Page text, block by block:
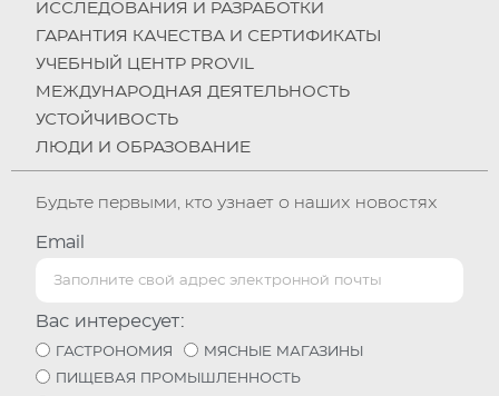
ИССЛЕДОВАНИЯ И РАЗРАБОТКИ
ГАРАНТИЯ КАЧЕСТВА И СЕРТИФИКАТЫ
УЧЕБНЫЙ ЦЕНТР PROVIL
МЕЖДУНАРОДНАЯ ДЕЯТЕЛЬНОСТЬ
УСТОЙЧИВОСТЬ
ЛЮДИ И ОБРАЗОВАНИЕ
Будьте первыми, кто узнает о наших новостях
Email
Вас интересует:
ГАСТРОНОМИЯ
МЯСНЫЕ МАГАЗИНЫ
ПИЩЕВАЯ ПРОМЫШЛЕННОСТЬ